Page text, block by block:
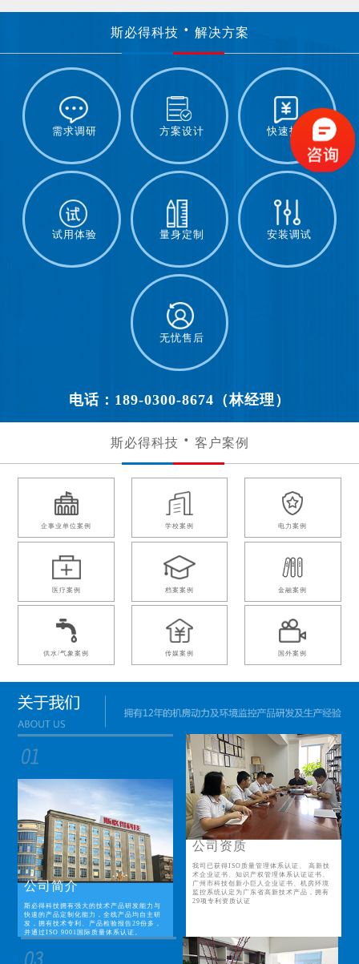
斯必得科技 解决方案
需求调研 方案设计 快速报价
试用体验 量身定制 安装调试
无忧售后
电话：189-0300-8674（林经理）
斯必得科技 客户案例
企事业单位案例 学校案例 电力案例
医疗案例 档案案例 金融案例
供水/气象案例 传媒案例 国外案例
公司简介
斯必得科技拥有强大的技术产品研发能力与
快速的产品定制化能力，全线产品均自主研
发，拥有技术专利、产品检验报告29份多，
并通过ISO 9001国际质量体系认证。
公司资质
我司已获得ISO质量管理体系认证、 高新技
术企业证书、知识产权管理体系认证证书、
广州市科技创新小巨人企业证书、机房环境
监控系统认定为广东省高新技术产品，拥有
29项专利资质认证